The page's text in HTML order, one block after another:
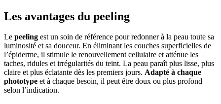
Les avantages du peeling
Le peeling est un soin de référence pour redonner à la peau toute sa
luminosité et sa douceur. En éliminant les couches superficielles de
l’épiderme, il stimule le renouvellement cellulaire et atténue les
taches, ridules et irrégularités du teint. La peau paraît plus lisse, plus
claire et plus éclatante dès les premiers jours. Adapté à chaque
phototype et à chaque besoin, il peut être doux ou plus profond
selon l’indication.